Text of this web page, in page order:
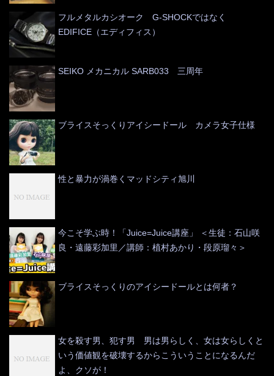
フルメタルカシオーク G-SHOCKではなく
EDIFICE（エディフィス）
SEIKO メカニカル SARB033 三周年
ブライスそっくりアイシードール カメラ女子仕様
性と暴力が渦巻くマッドシティ旭川
今こそ学ぶ時！「Juice=Juice講座」 ＜生徒：石山咲
良・遠藤彩加里／講師：植村あかり・段原瑠々＞
ブライスそっくりのアイシードールとは何者？
女を殺す男、犯す男 男は男らしく、女は女らしくと
いう価値観を破壊するからこういうことになるんだ
よ、クソが！